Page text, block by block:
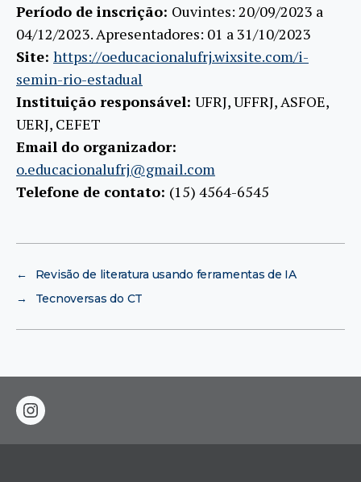
Período de inscrição: Ouvintes: 20/09/2023 a
04/12/2023. Apresentadores: 01 a 31/10/2023
Site: https://oeducacionalufrj.wixsite.com/i-
semin-rio-estadual
Instituição responsável: UFRJ, UFFRJ, ASFOE,
UERJ, CEFET
Email do organizador:
o.educacionalufrj@gmail.com
Telefone de contato: (15) 4564-6545
←
Revisão de literatura usando ferramentas de IA
→
Tecnoversas do CT
instagram